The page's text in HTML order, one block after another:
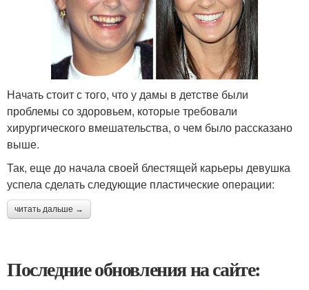
Начать стоит с того, что у дамы в детстве были
проблемы со здоровьем, которые требовали
хирургического вмешательства, о чем было рассказано
выше.
Так, еще до начала своей блестящей карьеры девушка
успела сделать следующие пластические операции:
читать дальше →
Последние обновления на сайте: